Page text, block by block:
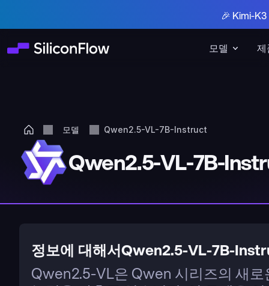
모델 제
🎉 Kimi-
모델 Qwen2.5-VL-7B-Instruct
Qwen2.5-VL-7B-
정보에 대해서Qwen2.5-VL-7B-
Qwen2.5-VL은 Qwen 시리즈의 새